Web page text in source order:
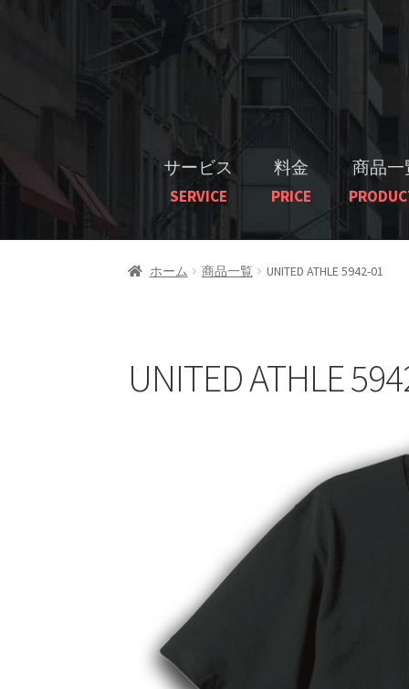
サービス
SERVICE
料金
PRICE
商品一
ホーム 商品一覧 UNITED ATHLE 5942-01
UNITED ATHLE